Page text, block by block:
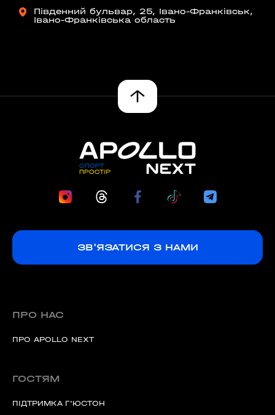
Південний бульвар, 25, Івано-Франківськ,
Івано-Франківська область
ЗВ'ЯЗАТИСЯ З НАМИ
ПРО НАС
ПРО APOLLO NEXT
ГОСТЯМ
ПІДТРИМКА Г'ЮСТОН